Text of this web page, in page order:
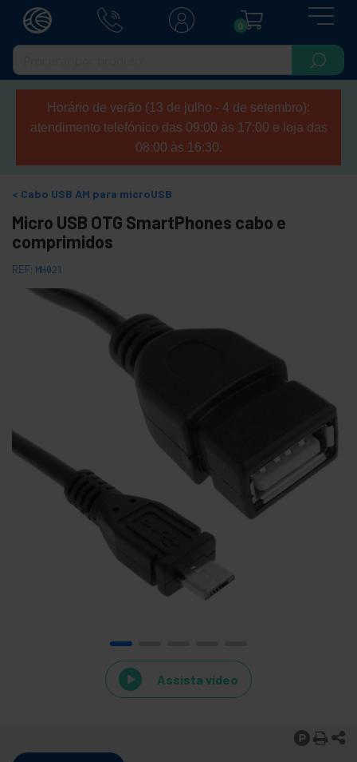
0
Horário de verão (13 de julho - 4 de setembro):
atendimento telefónico das 09:00 às 17:00 e loja das
08:00 às 16:30.
Cabo USB AM para microUSB
Micro USB OTG SmartPhones cabo e
comprimidos
REF: MH021
Assista vídeo